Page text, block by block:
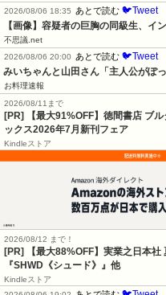
2026/08/06 18:35 あとで読む 🐦Tweet
【画像】容疑者の巨胸の同級生、イ
不思議.net
2026/08/06 20:00 あとで読む 🐦Tweet
みいちゃんと山田さん「主人公がぽ
お料理速報
2026/08/11まで
[PR] 【最大91%OFF】徳間書店 ブ
ックス2026年7月新刊フェア
Kindleストア
2026/08/12 まで！
[PR] 【最大88%OFF】実業之日本
『SHWD《シュード》』他
Kindleストア